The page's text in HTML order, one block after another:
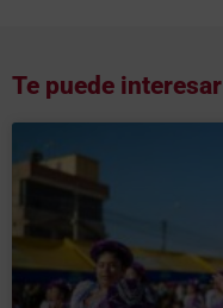
Te puede interesar